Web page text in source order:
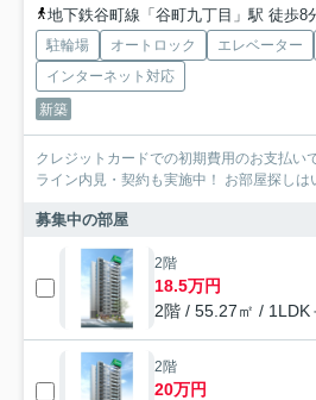
地下鉄谷町線「谷町九丁目」駅 徒歩8
駐輪場 オートロック エレベーター
インターネット対応
新築
クレジットカードでの初期費用のお支払い
ライン内見・契約も実施中！ お部屋探しは
募集中の部屋
2階
18.5万円
2階 / 55.27㎡ / 1LDK
2階
20万円